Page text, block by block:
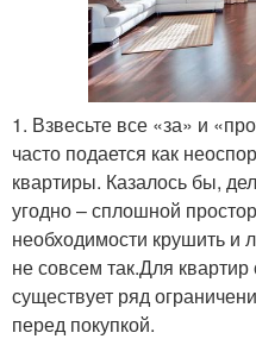
1. Взвесьте все «за» и
часто подается как
квартиры. Казалось бы,
угодно – сплошной
необходимости крушить и
не совсем так.Для
существует ряд
перед покупкой.